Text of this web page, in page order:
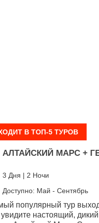
В ТОП-5 ТУРОВ
АЛТАЙСКИЙ МАРС +
3 Дня | 2 Ночи
Доступно: Май - Сентябрь
популярный тур
настоящий,